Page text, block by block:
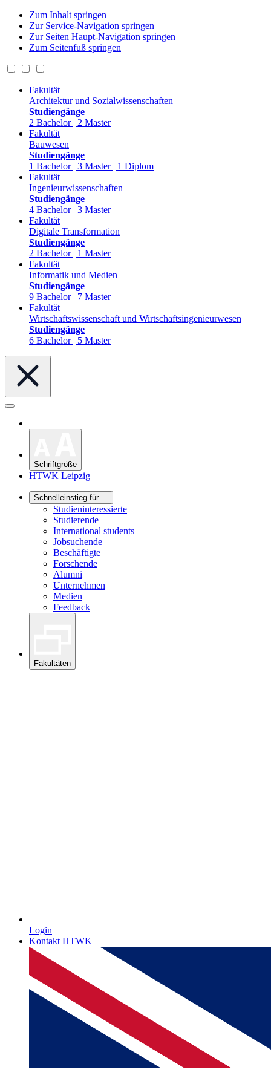
Zum Inhalt springen
Zur Service-Navigation springen
Zur Seiten Haupt-Navigation springen
Zum Seitenfuß springen
Fakultät
Architektur und Sozialwissenschaften
Studiengänge
2 Bachelor | 2 Master
Fakultät
Bauwesen
Studiengänge
1 Bachelor | 3 Master | 1 Diplom
Fakultät
Ingenieurwissenschaften
Studiengänge
4 Bachelor | 3 Master
Fakultät
Digitale Transformation
Studiengänge
2 Bachelor | 1 Master
Fakultät
Informatik und Medien
Studiengänge
9 Bachelor | 7 Master
Fakultät
Wirtschaftswissenschaft und Wirtschaftsingenieurwesen
Studiengänge
6 Bachelor | 5 Master
Schriftgröße
HTWK Leipzig
Schnelleinstieg für ...
Studieninteressierte
Studierende
International students
Jobsuchende
Beschäftigte
Forschende
Alumni
Unternehmen
Medien
Feedback
Fakultäten
Login
Kontakt HTWK